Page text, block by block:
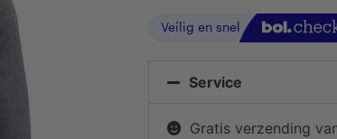
Service
Gratis verzending